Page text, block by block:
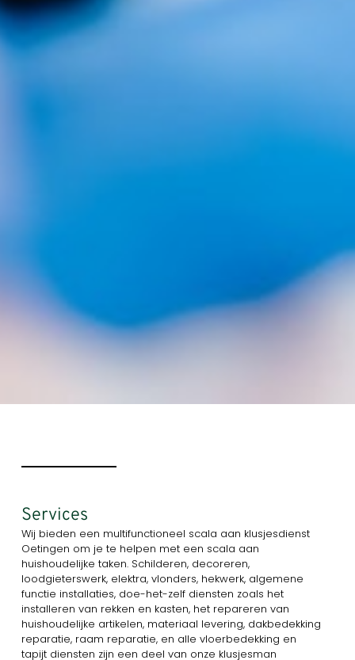
Services
Wij bieden een multifunctioneel scala aan klusjesdienst
Oetingen om je te helpen met een scala aan
huishoudelijke taken. Schilderen, decoreren,
loodgieterswerk, elektra, vlonders, hekwerk, algemene
functie installaties, doe-het-zelf diensten zoals het
installeren van rekken en kasten, het repareren van
huishoudelijke artikelen, materiaal levering, dakbedekking
reparatie, raam reparatie, en alle vloerbedekking en
tapijt diensten zijn een deel van onze klusjesman